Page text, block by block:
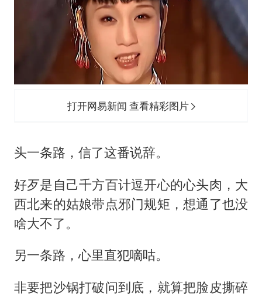
打开网易新闻 查看精彩图片
头一条路，信了这番说辞。
好歹是自己千方百计逗开心的心头肉，大
西北来的姑娘带点邪门规矩，想通了也没
啥大不了。
另一条路，心里直犯嘀咕。
非要把沙锅打破问到底，就算把脸皮撕碎